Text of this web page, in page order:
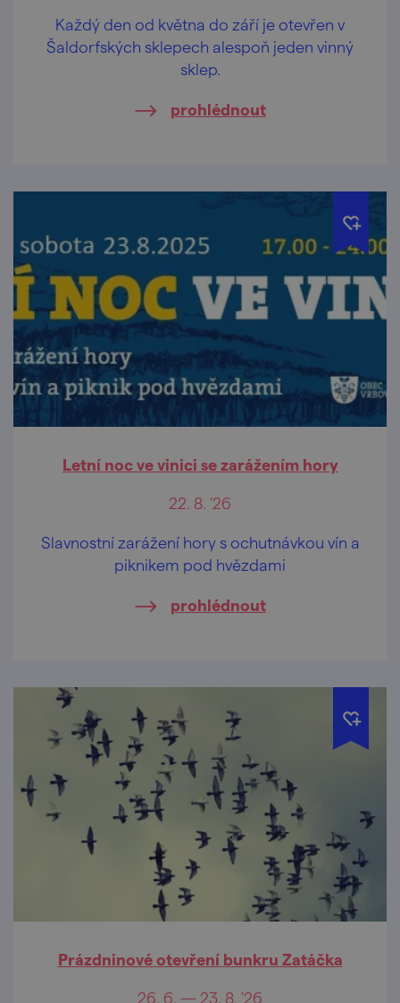
Každý den od května do září je otevřen v
Šaldorfských sklepech alespoň jeden vinný
sklep.
prohlédnout
Letní noc ve vinici se zarážením hory
22. 8. '26
Slavnostní zarážení hory s ochutnávkou vín a
piknikem pod hvězdami
prohlédnout
Prázdninové otevření bunkru Zatáčka
26. 6. — 23. 8. '26